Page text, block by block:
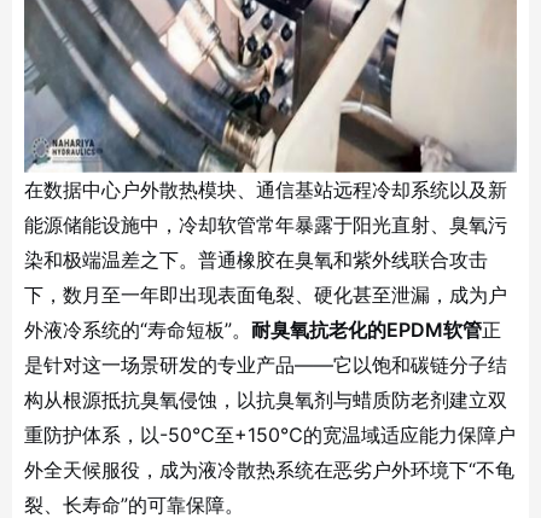
在数据中心户外散热模块、通信基站远程冷却系统以及新
能源储能设施中，冷却软管常年暴露于阳光直射、臭氧污
染和极端温差之下。普通橡胶在臭氧和紫外线联合攻击
下，数月至一年即出现表面龟裂、硬化甚至泄漏，成为户
外液冷系统的“寿命短板”。 耐臭氧抗老化的EPDM软管正
是针对这一场景研发的专业产品——它以饱和碳链分子结
构从根源抵抗臭氧侵蚀，以抗臭氧剂与蜡质防老剂建立双
重防护体系，以-50℃至+150℃的宽温域适应能力保障户
外全天候服役，成为液冷散热系统在恶劣户外环境下“不龟
裂、长寿命”的可靠保障。